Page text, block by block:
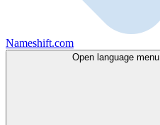
Nameshift.com
Open language menu